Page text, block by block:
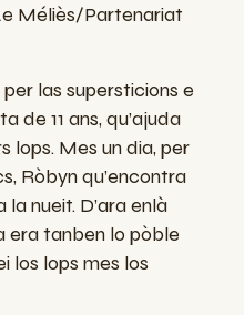
Méliès/Partenariat
per las supersticions e
de 11 ans,qu’ajuda
lops. Mes undia, per
, Ròbynqu’encontra
lanueit. D’araenlà
eratanben lo pòble
los lops mes los